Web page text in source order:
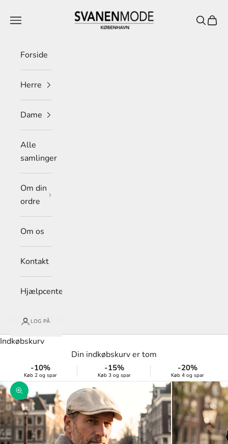
Svanen Mode
Menu Søg
Forside
Herre
Dame
Alle
samlinger
Om din
ordre
Om os
Kontakt
Hjælpcenter
LOG PÅ
Indkøbskurv
Din indkøbskurv er tom
-10%
Køb 2 og spar
-15%
Køb 3 og spar
-20%
Køb 4 og spar
Zoom